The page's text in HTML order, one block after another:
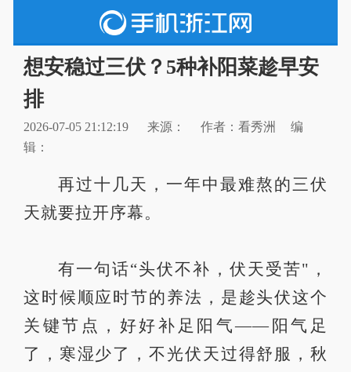
想安稳过三伏？5种补阳菜趁早安
排
2026-07-05 21:12:19 来源： 作者：看秀洲
编
辑：
再过十几天，一年中最难熬的三伏
天就要拉开序幕。
有一句话“头伏不补，伏天受苦"，
这时候顺应时节的养法，是趁头伏这个
关键节点，好好补足阳气——阳气足
了，寒湿少了，不光伏天过得舒服，秋